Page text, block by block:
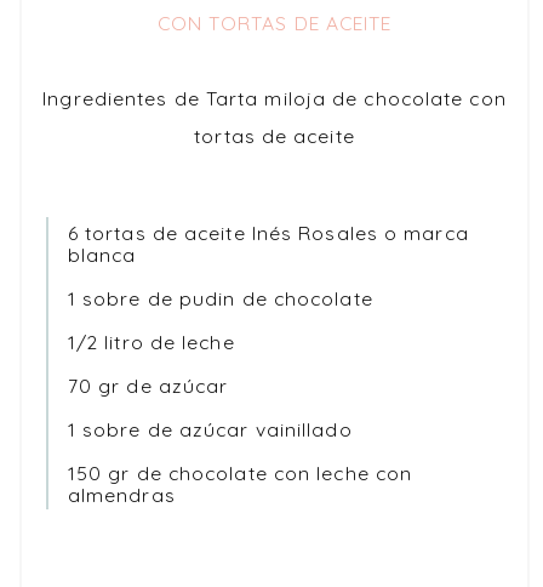
CON TORTAS DE ACEITE
Ingredientes de Tarta miloja de chocolate con
tortas de aceite
6 tortas de aceite Inés Rosales o marca
blanca
1 sobre de pudin de chocolate
1/2 litro de leche
70 gr de azúcar
1 sobre de azúcar vainillado
150 gr de chocolate con leche con
almendras